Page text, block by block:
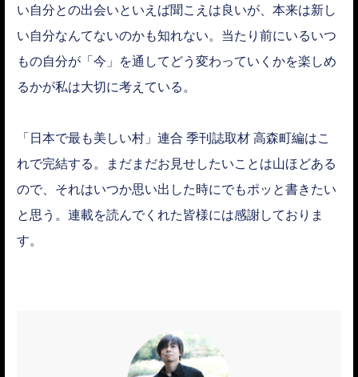
い自分との出会いといえば聞こえは良いが、本来は新し
い自分なんてないのかも知れない。当たり前にいるいつ
もの自分が「今」を通してどう変わっていくかを楽しめ
るかが私は大切に考えている。
「日本で最も美しい村」連合 季刊誌取材 高森町編はこ
れで完結する。まだまだお見せしたいことは山ほどある
ので、それはいつか思い出した時にでもポッと書きたい
と思う。連載を読んでくれた皆様には感謝しておりま
す。